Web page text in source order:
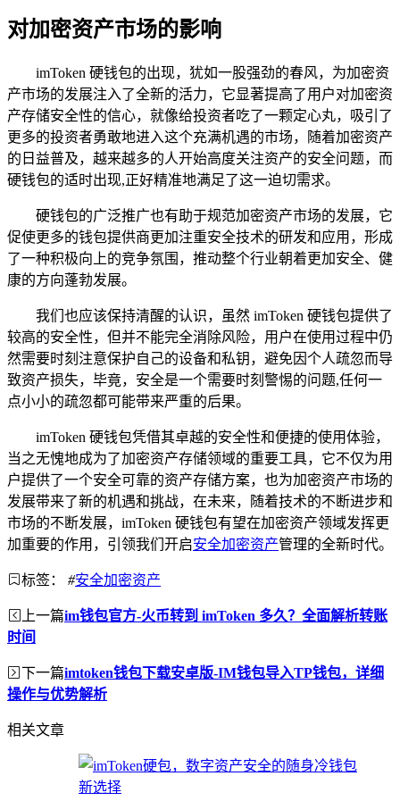
对加密资产市场的影响
imToken 硬钱包的出现，犹如一股强劲的春风，为加密资
产市场的发展注入了全新的活力，它显著提高了用户对加密资
产存储安全性的信心，就像给投资者吃了一颗定心丸，吸引了
更多的投资者勇敢地进入这个充满机遇的市场，随着加密资产
的日益普及，越来越多的人开始高度关注资产的安全问题，而
硬钱包的适时出现,正好精准地满足了这一迫切需求。
硬钱包的广泛推广也有助于规范加密资产市场的发展，它
促使更多的钱包提供商更加注重安全技术的研发和应用，形成
了一种积极向上的竞争氛围，推动整个行业朝着更加安全、健
康的方向蓬勃发展。
我们也应该保持清醒的认识，虽然 imToken 硬钱包提供了
较高的安全性，但并不能完全消除风险，用户在使用过程中仍
然需要时刻注意保护自己的设备和私钥，避免因个人疏忽而导
致资产损失，毕竟，安全是一个需要时刻警惕的问题,任何一
点小小的疏忽都可能带来严重的后果。
imToken 硬钱包凭借其卓越的安全性和便捷的使用体验，
当之无愧地成为了加密资产存储领域的重要工具，它不仅为用
户提供了一个安全可靠的资产存储方案，也为加密资产市场的
发展带来了新的机遇和挑战，在未来，随着技术的不断进步和
市场的不断发展，imToken 硬钱包有望在加密资产领域发挥更
加重要的作用，引领我们开启安全加密资产管理的全新时代。
标签： #安全加密资产
上一篇im钱包官方-火币转到 imToken 多久？全面解析转账
时间
下一篇imtoken钱包下载安卓版-IM钱包导入TP钱包，详细
操作与优势解析
相关文章